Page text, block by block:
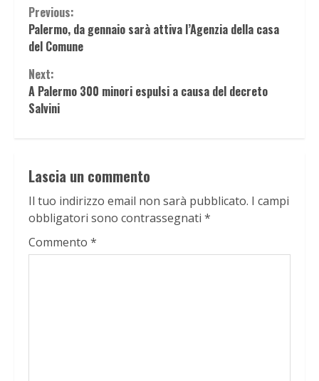
Continue
Reading
Previous:
Palermo, da gennaio sarà attiva l’Agenzia della casa
del Comune
Next:
A Palermo 300 minori espulsi a causa del decreto
Salvini
Lascia un commento
Il tuo indirizzo email non sarà pubblicato. I campi
obbligatori sono contrassegnati *
Commento *